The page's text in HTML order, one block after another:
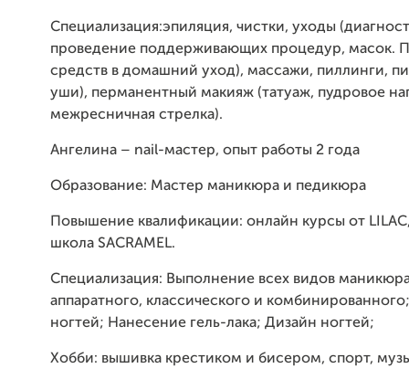
Специализация:эпиляция, чистки, уходы
проведение поддерживающих процедур, масок.
средств в домашний уход), массажи, пиллинги,
уши), перманентный макияж (татуаж, пудровое
межресничная стрелка).
Ангелина – nail-мастер, опыт работы 2 года
Образование: Мастер маникюра и педикюра
Повышение квалификации: онлайн курсы от
школа SACRAMEL.
Специализация: Выполнение всех видов
аппаратного, классического и
ногтей; Нанесение гель-лака; Дизайн ногтей;
Хобби: вышивка крестиком и бисером, спорт,